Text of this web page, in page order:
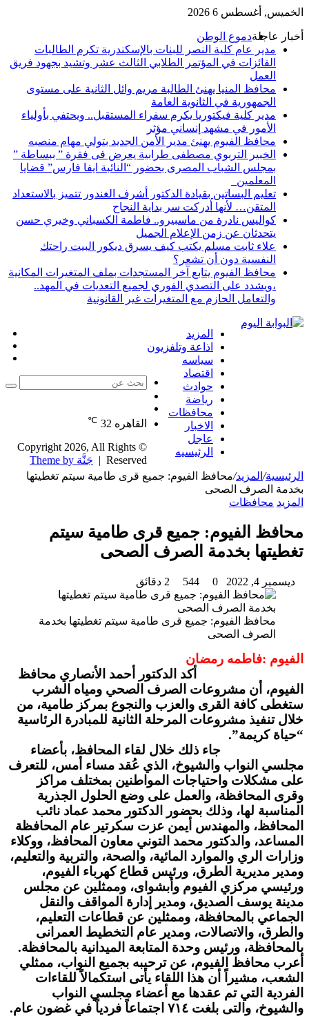
الخميس, أغسطس 6 2026
أخبار عاجلةدموع الوطن
مدير عام كلية النصر للبنات بالإسكندرية تكرم الطالبات
الفائزات في المؤتمر الطلابي الثالث عشر وتشيد بجهود فريق
العمل
محافظ المنيا يهنئ الطالبة مريم وائل الثانية على مستوى
الجمهورية في الثانوية العامة
مدير كلية فيكتوريا يكرم سفراء المستقبل.. ويحتفي بأولياء
الأمور في مشهد إنساني مؤثر
محافظ الفيوم يهنئ مدير الأمن الجديد بتولي مهام منصبه
الخبير التربوي مصطفى طرابية يعرض فى فقرة ” ببساطة ”
بمجلس الشباب المصرى بحضور “النائبة ايفا فارس” قضايا
المعلمين
تعليم البساتين بقيادة الدكتور أشرف الغندور تتميز بالاستعداد
المتقن… لأنها أدركت سر بداية النجاح
كواليس نادرة من ماسبيرو.. فاطمة الكسباني وخيري حسن
يتحدثان عن زمن الإعلام الجميل
علاء ثابت مسلم يكتب كيف يسرق ديكور البيت راحتك
النفسية دون أن تشعر؟
محافظ الفيوم يتابع آخر المستجدات بملف المتغيرات المكانية
،ويشدد على التصدي الفوري لجميع التعديات في المهد..
والتعامل الحازم مع المتغيرات غير القانونية
المزيد
اذاعة وتلفزيون
سياسه
اقتصاد
حوادث
رياضة
محافظات
الاخبار
عاجل
الرئيسيه
عشوائي
القاهره 32
℃
الرئيسية/ المزيد/محافظ الفيوم: جميع قرى طامية سيتم تغطيتها
بخدمة الصرف الصحى
المزيد محافظات
محافظ الفيوم: جميع قرى طامية سيتم
تغطيتها بخدمة الصرف الصحى
ديسمبر 4, 2022 0 2 دقائق
محافظ الفيوم: جميع قرى طامية سيتم تغطيتها بخدمة
الصرف الصحى
الفيوم :فاطمه رمضان
أكد الدكتور أحمد الأنصاري محافظ
الفيوم، أن مشروعات الصرف الصحي ومياه الشرب
ستغطى كافة القرى والعزب والنجوع بمركز طامية، من
خلال تنفيذ مشروعات المرحلة الثانية للمبادرة الرئاسية
“حياة كريمة”.
جاء ذلك خلال لقاء المحافظ، بأعضاء
مجلسي النواب والشيوخ، الذي عُقد مساء أمس، للتعرف
على مشكلات واحتياجات المواطنين بمختلف مراكز
وقرى المحافظة، والعمل على وضع الحلول الجذرية
المناسبة لها، وذلك بحضور الدكتور محمد عماد نائب
المحافظ، والمهندس أيمن عزت سكرتير عام المحافظة
المساعد، والدكتور محمد التوني معاون المحافظ، ووكلاء
وزارات الري والموارد المائية، والصحة، والتربية والتعليم،
ومدير مديرية الطرق، ورئيس قطاع كهرباء الفيوم،
ورئيسي مركزي الفيوم وأبشواى، وممثلين عن مجلس
مدينة يوسف الصديق، ومدير إدارة المواقف والنقل
الجماعي بالمحافظة، وممثلين عن قطاعات التعليم،
والطرق، والاتصالات، ومدير عام التخطيط العمرانى
بالمحافظة، ورئيس وحدة المتابعة الميدانية بالمحافظة.
أعرب محافظ الفيوم، عن ترحيبه بجميع النواب، ممثلي
الشعب، مشيراً أن هذا اللقاء يأتى استكمالاً للقاءات
الفردية التي تم عقدها مع أعضاء مجلسي النواب
والشيوخ، والتى بلغت ٧١٤ اجتماعاً فردياً في غضون عام.
© Copyright 2026, All Rights
Reserved |
جَنَّة Theme by